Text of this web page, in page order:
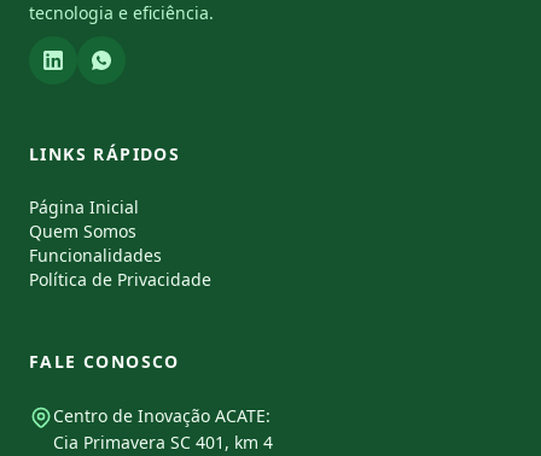
tecnologia e eficiência.
LINKS RÁPIDOS
Página Inicial
Quem Somos
Funcionalidades
Política de Privacidade
FALE CONOSCO
Centro de Inovação ACATE:
Cia Primavera SC 401, km 4